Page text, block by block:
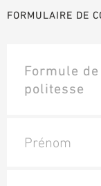
FORMULAIRE DE
Prénom